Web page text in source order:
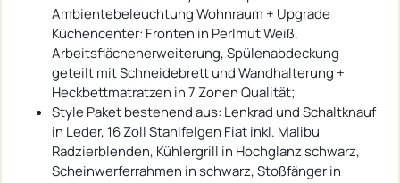
Ambientebeleuchtung Wohnraum + Upgrade
Küchencenter: Fronten in Perlmut Weiß,
Arbeitsflächenerweiterung, Spülenabdeckung
geteilt mit Schneidebrett und Wandhalterung +
Heckbettmatratzen in 7 Zonen Qualität;
Style Paket bestehend aus: Lenkrad und Schaltknauf
in Leder, 16 Zoll Stahlfelgen Fiat inkl. Malibu
Radzierblenden, Kühlergrill in Hochglanz schwarz,
Scheinwerferrahmen in schwarz, Stoßfänger in